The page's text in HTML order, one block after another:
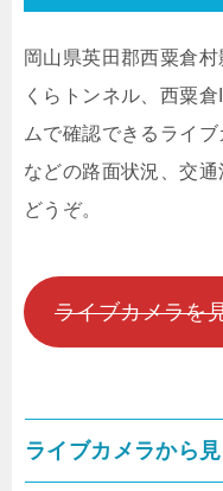
岡山県英田郡西粟倉
くらトンネル、西粟
ムで確認できるライ
などの路面状況、交
どうぞ。
ライブカメラを
ライブカメラから